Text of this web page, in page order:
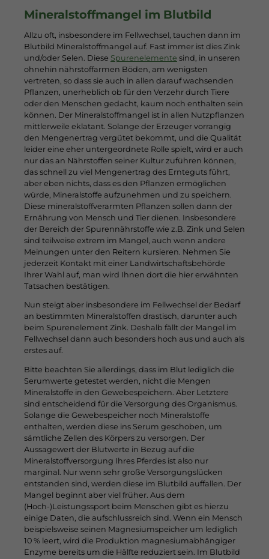
Mineralstoffmangel im Blutbild
Allzu oft, insbesondere im Fellwechsel, tauchen dann im
Blutbild Mineralstoffmangel auf. Fast immer ist dies Zink
und/oder Selen. Diese Spurenelemente sind, in unseren
ohnehin nährstoffarmen Böden, am wenigsten
vertreten, so dass sie auch in allen darauf wachsenden
Pflanzen, unerheblich ob für den Verzehr durch Tiere
oder den Menschen gedacht, kaum noch enthalten sein
können. Der Mineralstoffmangel ist in allen Nutzpflanzen
mittlerweile eklatant. Solange der Erzeuger vorrangig
den Mengenertrag vergütet bekommt, und die Qualität
leider eine eher untergeordnete Rolle spielt, wird er auch
nur das an Nährstoffen seiner Kultur zuführen können,
das schnell zu viel Mengenertrag des Ernteguts führt,
aber eben nichts, dass es den Pflanzen ermöglichen
würde, Mineralstoffe aufzunehmen und zu speichern.
Diese mineralstoffverarmten Pflanzen sollen dann der
Ernährung von Mensch und Tier dienen. Insbesondere
der Bereich der Spurennährstoffe wie z.B. Zink und Selen
sind teilweise extrem im Mangel, auch wenn andere
Meinungen unter den Reitern kursieren. Nehmen Sie
jederzeit Kontakt mit einer Landwirtschaftsbehörde
Ihrer Wahl auf, man wird Ihnen dort die hier erwähnten
Tatsachen bestätigen.
Nun steigt aber insbesondere im Fellwechsel der Bedarf
an bestimmten Mineralstoffen drastisch, darunter auch
beim Spurenelement Zink. Deshalb fällt der Mangel im
Fellwechsel dann auch besonders hoch aus und auch als
erstes auf.
Bitte beachten Sie allerdings, dass im Blut lediglich die
Serumwerte getestet werden, nicht die Mengen
Mineralstoffe in den Gewebespeichern. Aber Letztere
sind entscheidend für die Versorgung des Organismus.
Solange die Gewebespeicher noch Mineralstoffe
enthalten, werden diese ins Serum geschoben, um
sämtliche Zellen des Körpers zu versorgen. Der
Aussagewert der Blutwerte in Bezug auf die
Mineralstoffversorgung Ihres Pferdes ist also nur
marginal. Nur wenn sehr große Versorgungslücken
entstanden sind, werden diese im Blutbild auffallen. Der
Mangel beginnt aber viel früher. Aus dem
(Hoch-)Leistungssport beim Menschen gibt es hierzu
einige Daten, die aufschlussreich sind. Wenn ein Mensch
beispielsweise seinen Magnesiumspeicher um lediglich
10 % leert, wird die Produktion magnesiumabhängiger
Enzyme bereits um die Hälfte reduziert sein. Im Blutbild